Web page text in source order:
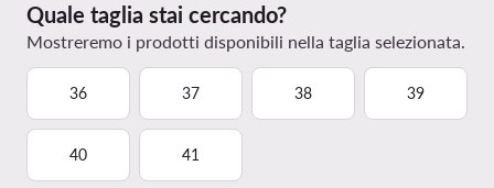
Quale taglia stai cercando?
Mostreremo i prodotti disponibili nella taglia selezionata.
36 37 38 39
40 41